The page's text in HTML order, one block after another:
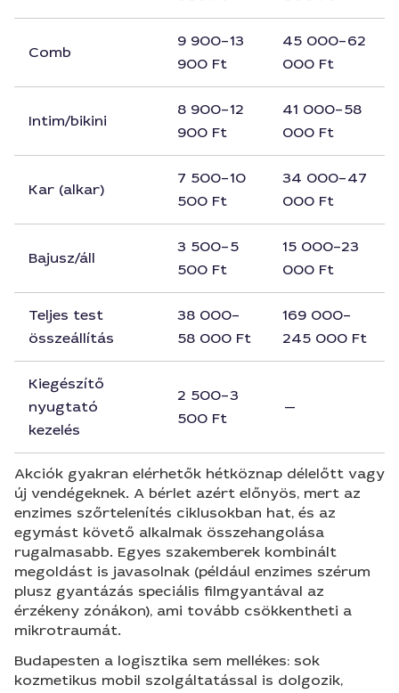
Comb
9 900–13
900 Ft
45 000–62
000 Ft
Intim/bikini
8 900–12
900 Ft
41 000–58
000 Ft
Kar (alkar)
7 500–10
500 Ft
34 000–47
000 Ft
Bajusz/áll
3 500–5
500 Ft
15 000–23
000 Ft
Teljes test
összeállítás
38 000–
58 000 Ft
169 000–
245 000 Ft
Kiegészítő
nyugtató
kezelés
2 500–3
500 Ft
—
Akciók gyakran elérhetők hétköznap délelőtt vagy
új vendégeknek. A bérlet azért előnyös, mert az
enzimes szőrtelenítés ciklusokban hat, és az
egymást követő alkalmak összehangolása
rugalmasabb. Egyes szakemberek kombinált
megoldást is javasolnak (például enzimes szérum
plusz gyantázás speciális filmgyantával az
érzékeny zónákon), ami tovább csökkentheti a
mikrotraumát.
Budapesten a logisztika sem mellékes: sok
kozmetikus mobil szolgáltatással is dolgozik,